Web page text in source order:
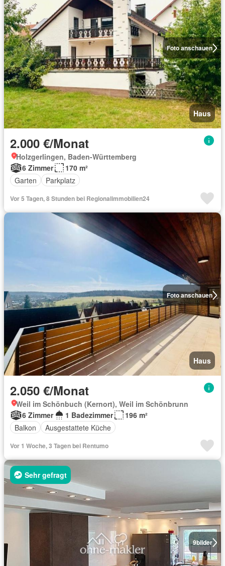
Foto anschauen
Haus
2.000 €/Monat
Holzgerlingen, Baden-Württemberg
6 Zimmer
170 m²
Garten
Parkplatz
Vor 5 Tagen, 8 Stunden bei Regionalimmobilien24
Foto anschauen
Haus
2.050 €/Monat
Weil im Schönbuch (Kernort), Weil im Schönbrunn
6 Zimmer
1 Badezimmer
196 m²
Balkon
Ausgestattete Küche
Vor 1 Woche, 3 Tagen bei Rentumo
9bilder
Sehr gefragt